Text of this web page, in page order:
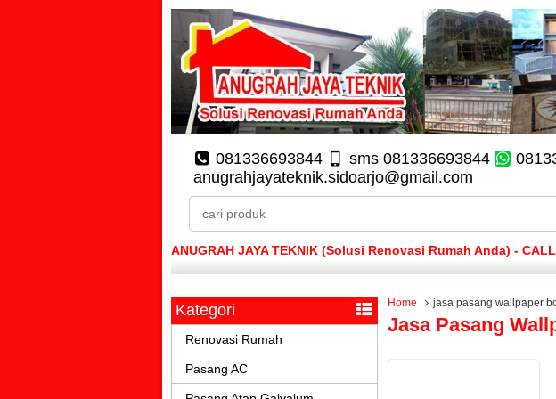
081336693844 sms 081336693844
anugrahjayateknik.sidoarjo@gmail.com
ANUGRAH JAYA TEKNIK (Solusi Renovasi Rumah Anda) -
Home jasa pasang wallpaper
Jasa Pasang
Kategori
Renovasi Rumah
Pasang AC